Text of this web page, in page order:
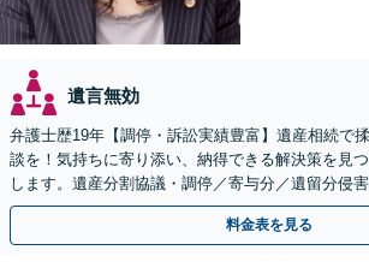
遺言無効
弁護士歴19年【調停・訴訟実績豊富】遺産相続で
談を！気持ちに寄り添い、納得できる解決策を見
します。遺産分割協議・調停／寄与分／遺留分侵害
可】【初回相談無料】【オンライン相談可】
料金表を見る